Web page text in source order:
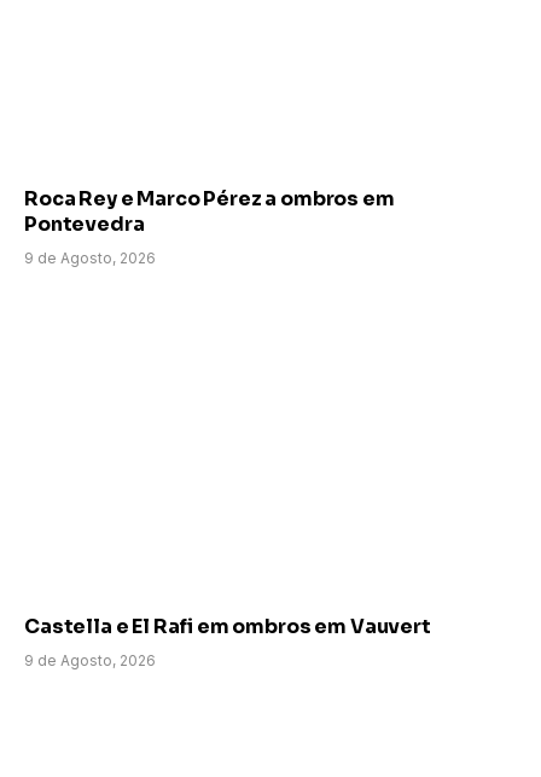
Roca Rey e Marco Pérez a ombros em
Pontevedra
9 de Agosto, 2026
Castella e El Rafi em ombros em Vauvert
9 de Agosto, 2026